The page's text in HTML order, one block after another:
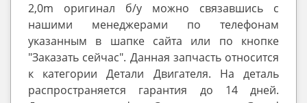
2,0m оригинал б/у можно связавшись с
нашими менеджерами по телефонам
указанным в шапке сайта или по кнопке
"Заказать сейчас". Данная запчасть относится
к категории Детали Двигателя. На деталь
распространяется гарантия до 14 дней.